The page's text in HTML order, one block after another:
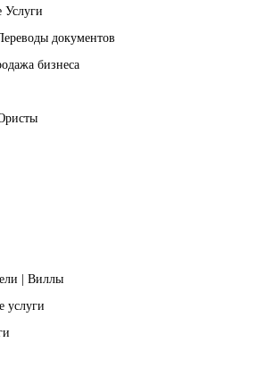
Услуги
документов
бизнеса
| Виллы
услуги